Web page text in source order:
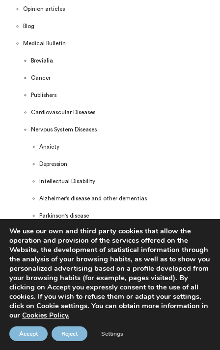
Opinion articles
Blog
Medical Bulletin
Brevialia
Cancer
Publishers
Cardiovascular Diseases
Nervous System Diseases
Anxiety
Depression
Intellectual Disability
Alzheimer's disease and other dementias
Parkinson's disease
Epilepsy
Amyotrophic Lateral Sclerosis and Motor Neuron Disease
Multiple Sclerosis and Demyelinating Diseases
Schizophrenia
Ictus
Migraine
Mental Health
We use our own and third party cookies that allow the
operation and provision of the services offered on the
Website, the development of statistical information through
the analysis of your browsing habits, as well as to show you
personalized advertising based on a profile developed from
your browsing habits (for example, pages visited). By
clicking on Accept you expressly consent to the use of all
cookies. If you wish to refuse them or adapt your settings,
click on Cookie settings. You can obtain more information in
our Cookies Policy.
Accept Reject Settings